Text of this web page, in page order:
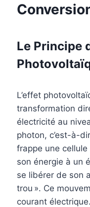
Le Principe
L’effet
transformation
électricité au
photon, c’est-à-
frappe une
son énergie à un
se libérer de son
trou ». Ce
courant électrique.